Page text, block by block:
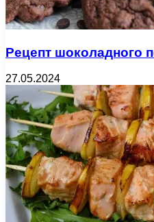
Рецепт шоколадного
27.05.2024